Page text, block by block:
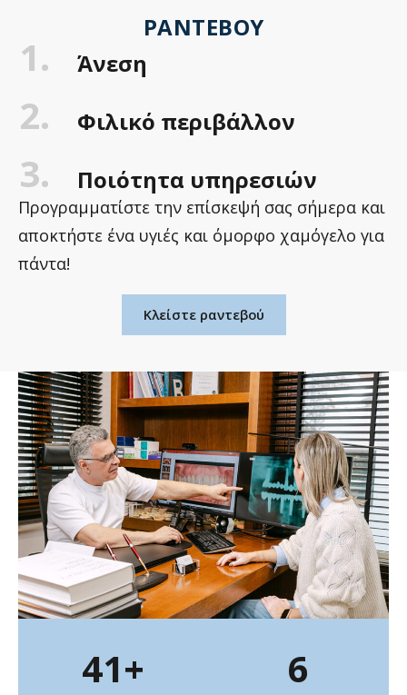
ΡΑΝΤΕΒΟΎ
1. Άνεση
2. Φιλικό περιβάλλον
3. Ποιότητα υπηρεσιών
Προγραμματίστε την επίσκεψή σας σήμερα και
αποκτήστε ένα υγιές και όμορφο χαμόγελο για
πάντα!
Κλείστε ραντεβού
41+ 6